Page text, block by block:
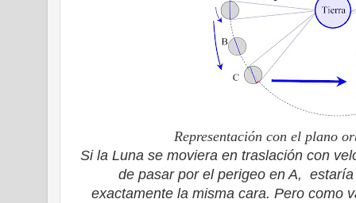
Representación con el plano
Si la Luna se moviera en traslación con
de pasar por el perigeo en A,
exactamente la misma cara. Pero como